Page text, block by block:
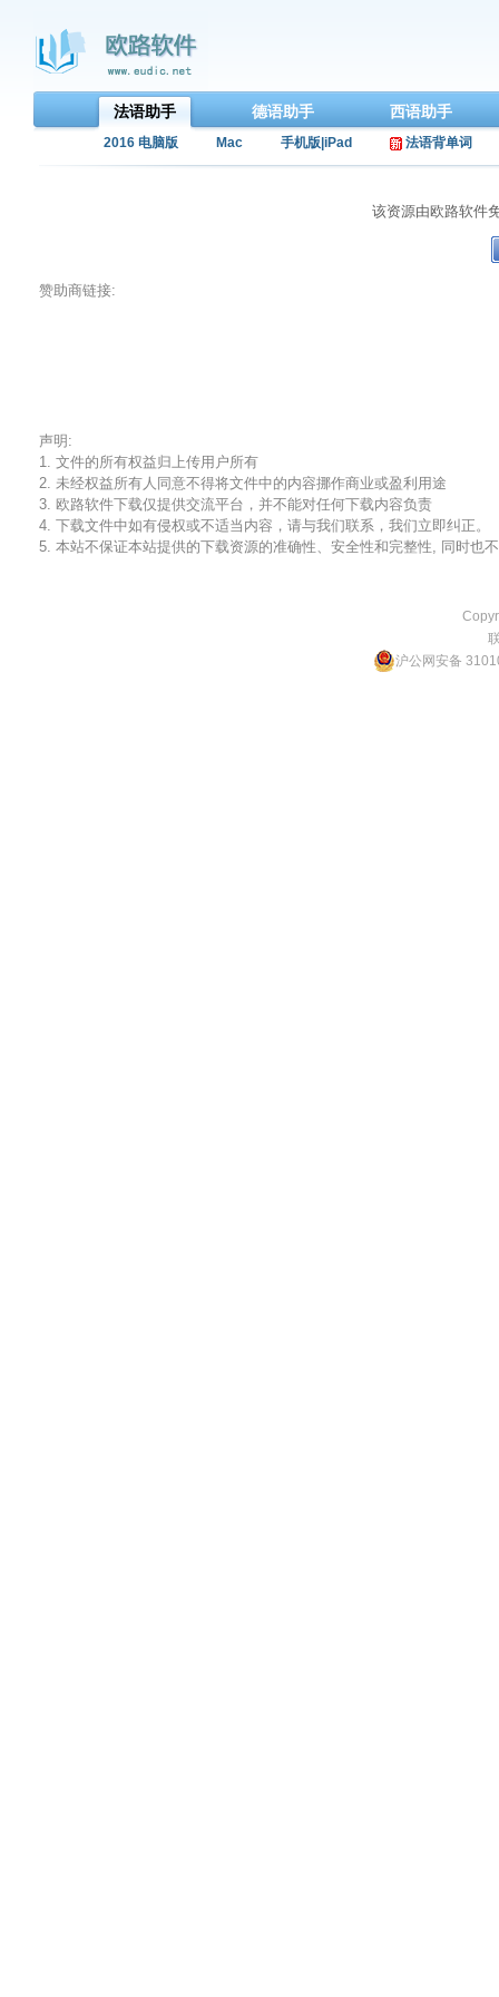
法语助手 德语助手 西语助手
2016 电脑版 Mac 手机版|iPad 法语背单词
该资源由欧路软件
赞助商链接:
声明:
1. 文件的所有权益归上传用户所有
2. 未经权益所有人同意不得将文件中的内容挪作商业或盈利用途
3. 欧路软件下载仅提供交流平台，并不能对任何下载内容负责
4. 下载文件中如有侵权或不适当内容，请与我们联系，我们立即纠正。
5. 本站不保证本站提供的下载资源的准确性、安全性和完整性, 同时也
沪公网安备